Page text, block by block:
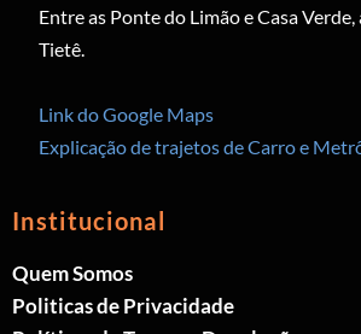
Entre as Ponte do Limão e Casa
Tietê.
Link do Google Maps
Explicação de trajetos de Carro e
Institucional
Quem Somos
Politicas de Privacidade